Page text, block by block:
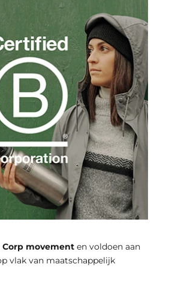
Corp movement en voldoen aan
vlak van maatschappelijk